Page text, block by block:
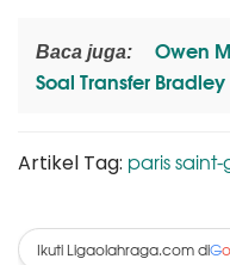
Baca juga:
Owen
Soal Transfer
Artikel Tag: paris
Ikuti Ligaolahraga.com diGo